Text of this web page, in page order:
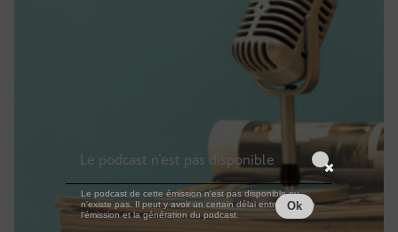
Le podcast n'est pas disponible
Le podcast de cette émission n'est pas disponible ou
n'existe pas. Il peut y avoir un certain délai entre la fin de
l'émission et la génération du podcast.
Ok